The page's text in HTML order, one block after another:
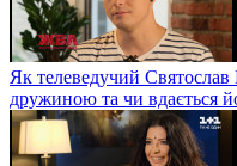
Як телеведучий
дружиною та чи вдається